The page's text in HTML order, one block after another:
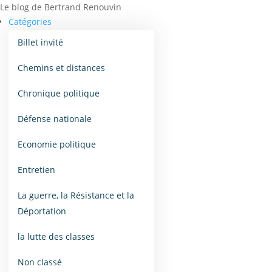
Le blog de Bertrand Renouvin
Catégories
Billet invité
Chemins et distances
Chronique politique
Défense nationale
Economie politique
Entretien
La guerre, la Résistance et la
Déportation
la lutte des classes
Non classé